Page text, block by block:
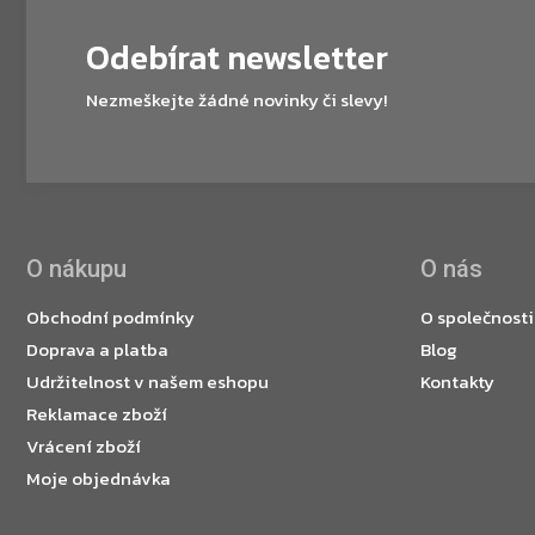
Odebírat newsletter
Nezmeškejte žádné novinky či slevy!
O nákupu
Obchodní podmínky
Doprava a platba
Udržitelnost v našem eshopu
Reklamace zboží
Vrácení zboží
Moje objednávka
O nás
O společnosti
Blog
Kontakty